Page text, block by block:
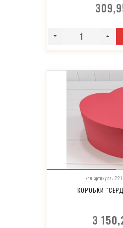
код артикула:
КОРОБКИ
3